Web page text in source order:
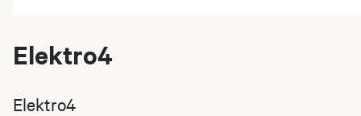
Elektro4
Elektro4